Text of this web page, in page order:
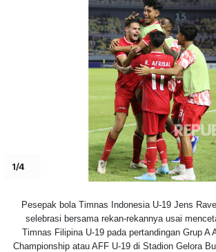
1/4
Pesepak bola Timnas Indonesia U-19 Jens
selebrasi bersama rekan-rekannya usai
Timnas Filipina U-19 pada pertandingan Grup A
Championship atau AFF U-19 di Stadion Gelora